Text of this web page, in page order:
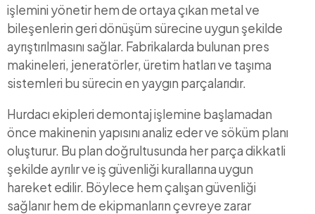
işlemini yönetir hem de ortaya çıkan metal ve
bileşenlerin geri dönüşüm sürecine uygun şekilde
ayrıştırılmasını sağlar. Fabrikalarda bulunan pres
makineleri, jeneratörler, üretim hatları ve taşıma
sistemleri bu sürecin en yaygın parçalarıdır.
Hurdacı ekipleri demontaj işlemine başlamadan
önce makinenin yapısını analiz eder ve söküm planı
oluşturur. Bu plan doğrultusunda her parça dikkatli
şekilde ayrılır ve iş güvenliği kurallarına uygun
hareket edilir. Böylece hem çalışan güvenliği
sağlanır hem de ekipmanların çevreye zarar